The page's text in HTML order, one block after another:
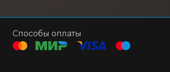
Способы оплаты